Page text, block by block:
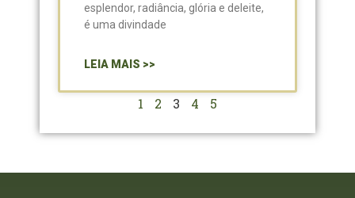
esplendor, radiância, glória e deleite,
é uma divindade
LEIA MAIS >>
1 2 3 4 5